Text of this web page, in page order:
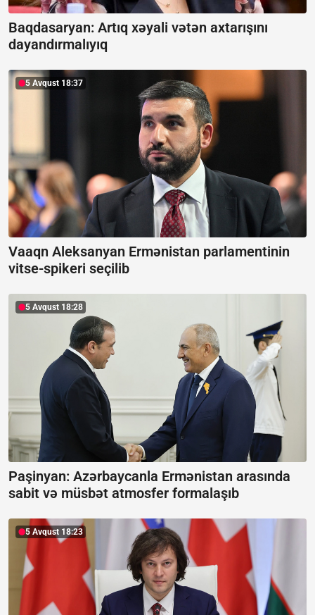
Baqdasaryan: Artıq xəyali vətən axtarışını
dayandırmalıyıq
5 Avqust 18:37
Vaaqn Aleksanyan Ermənistan parlamentinin
vitse-spikeri seçilib
5 Avqust 18:28
Paşinyan: Azərbaycanla Ermənistan arasında
sabit və müsbət atmosfer formalaşıb
5 Avqust 18:23